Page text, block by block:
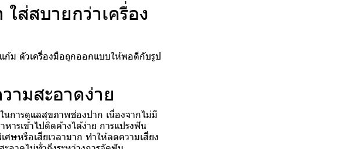
ส่สบายกว่าเครื่อง
ก้ม ตัวเครื่องมือถูกออกแบบให้พอดีกับรูป
ามสะอาดง่าย
การดูแลสุขภาพช่องปาก เนื่องจากไม่มี
รเข้าไปติดค้างได้ง่าย การแปรงฟัน
ษหรือเสียเวลามาก ทำให้ลดความเสี่ยง